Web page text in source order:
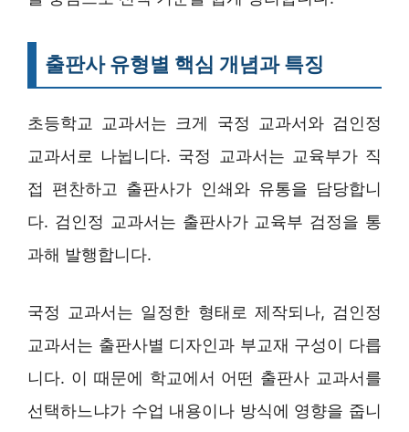
출판사 유형별 핵심 개념과 특징
초등학교 교과서는 크게 국정 교과서와 검인정
교과서로 나뉩니다. 국정 교과서는 교육부가 직
접 편찬하고 출판사가 인쇄와 유통을 담당합니
다. 검인정 교과서는 출판사가 교육부 검정을 통
과해 발행합니다.
국정 교과서는 일정한 형태로 제작되나, 검인정
교과서는 출판사별 디자인과 부교재 구성이 다릅
니다. 이 때문에 학교에서 어떤 출판사 교과서를
선택하느냐가 수업 내용이나 방식에 영향을 줍니